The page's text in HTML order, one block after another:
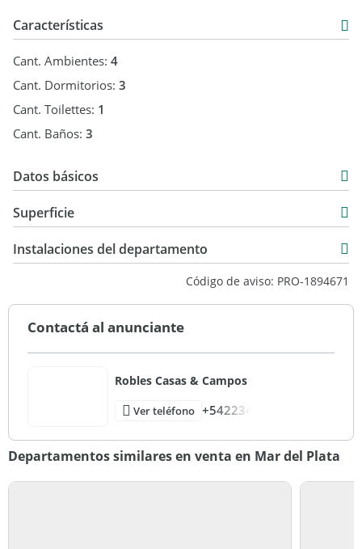
Características
Cant. Ambientes: 4
Cant. Dormitorios: 3
Cant. Toilettes: 1
Cant. Baños: 3
Datos básicos
USD 478.400
Superficie
184 m2
Instalaciones del departamento
Código de aviso: PRO-1894671
Contactá al anunciante
Robles Casas & Campos
Ver teléfono +542234
Departamentos similares en venta en Mar del Plata